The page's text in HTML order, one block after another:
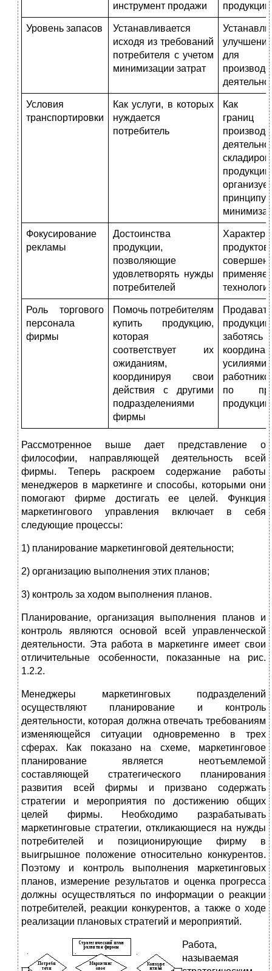
инструмент продажи
продукции
Уровень запасов
Устанавливается
исходя из требований
потребителя с учетом
минимизации затрат
для
Условия
транспортировки
Как услуги, в которых
нуждается
потребитель
Как
границ
продукции,
принципу
Фокусирование
рекламы
Достоинства
продукции,
позволяющие
удовлетворять нужды
потребителей
Роль торгового
персонала
фирмы
Помочь потребителям
купить продукцию,
которая
соответствует их
ожиданиям,
координируя свои
действия с другими
подразделениями
фирмы
Продавать
по
продукции
Рассмотренное выше дает представление о
философии, направляющей деятельность всей
фирмы. Теперь раскроем содержание работы
менеджеров в маркетинге и способы, которыми они
помогают фирме достигать ее целей. Функция
маркетингового управления включает в себя
следующие процессы:
1) планирование маркетинговой деятельности;
2) организацию выполнения этих планов;
3) контроль за ходом выполнения планов.
Планирование, организация выполнения планов и
контроль являются основой всей управленческой
деятельности. Эта работа в маркетинге имеет свои
отличительные особенности, показанные на рис.
1.2.2.
Менеджеры маркетинговых подразделений
осуществляют планирование и контроль
деятельности, которая должна отвечать требованиям
изменяющейся ситуации одновременно в трех
сферах. Как показано на схеме, маркетинговое
планирование является неотъемлемой
составляющей стратегического планирования
развития всей фирмы и призвано содержать
стратегии и мероприятия по достижению общих
целей фирмы. Необходимо разрабатывать
маркетинговые стратегии, откликающиеся на нужды
потребителей и позиционирующие фирму в
выигрышное положение относительно конкурентов.
Поэтому и контроль выполнения маркетинговых
планов, измерение результатов и оценка прогресса
должны осуществляться по информации о реакции
потребителей, реакции конкурентов, а также о ходе
реализации плановых стратегий и мероприятий.
Работа,
называемая